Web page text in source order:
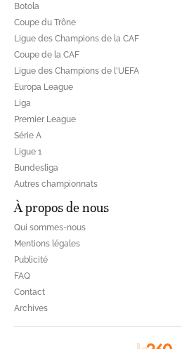
Botola
Coupe du Trône
Ligue des Champions de la CAF
Coupe de la CAF
Ligue des Champions de l'UEFA
Europa League
Liga
Premier League
Série A
Ligue 1
Bundesliga
Autres championnats
À propos de nous
Qui sommes-nous
Mentions légales
Publicité
FAQ
Contact
Archives